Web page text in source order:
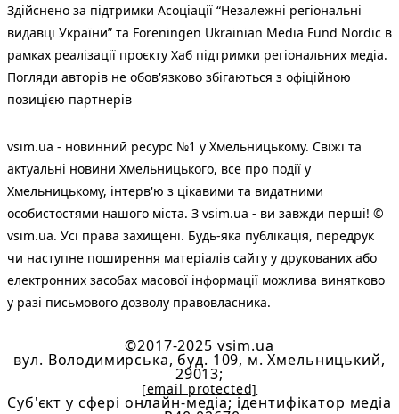
Здійснено за підтримки Асоціації “Незалежні регіональні
видавці України” та Foreningen Ukrainian Media Fund Nordic в
рамках реалізації проєкту Хаб підтримки регіональних медіа.
Погляди авторів не обов'язково збігаються з офіційною
позицією партнерів
vsim.ua - новинний ресурс №1 у Хмельницькому. Свіжі та
актуальні новини Хмельницького, все про події у
Хмельницькому, інтерв'ю з цікавими та видатними
особистостями нашого міста. З vsim.ua - ви завжди перші! ©
vsim.ua. Усі права захищені. Будь-яка публiкацiя, передрук
чи наступне поширення матеріалів сайту у друкованих або
електронних засобах масової інформації можлива винятково
у разі письмового дозволу правовласника.
©2017-2025 vsim.ua
вул. Володимирська, буд. 109, м. Хмельницький,
29013;
[email protected]
Cуб'єкт у сфері онлайн-медіа; ідентифікатор медіа